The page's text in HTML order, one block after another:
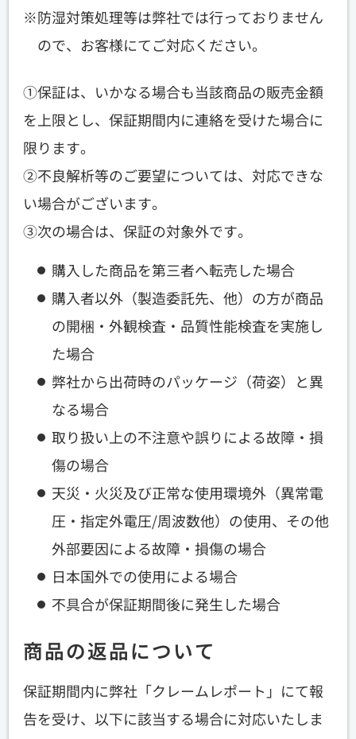
防湿対策処理等は弊社では行っておりません
ので、お客様にてご対応ください。
①保証は、いかなる場合も当該商品の販売金額
を上限とし、保証期間内に連絡を受けた場合に
限ります。
②不良解析等のご要望については、対応できな
い場合がございます。
③次の場合は、保証の対象外です。
購入した商品を第三者へ転売した場合
購入者以外（製造委託先、他）の方が商品
の開梱・外観検査・品質性能検査を実施し
た場合
弊社から出荷時のパッケージ（荷姿）と異
なる場合
取り扱い上の不注意や誤りによる故障・損
傷の場合
天災・火災及び正常な使用環境外（異常電
圧・指定外電圧/周波数他）の使用、その他
外部要因による故障・損傷の場合
日本国外での使用による場合
不具合が保証期間後に発生した場合
商品の返品について
保証期間内に弊社「クレームレポート」にて報
告を受け、以下に該当する場合に対応いたしま